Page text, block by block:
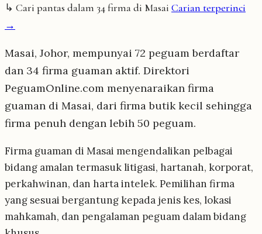
↳ Cari pantas dalam 34 firma di Masai Carian terperinci
→
Masai, Johor, mempunyai 72 peguam berdaftar
dan 34 firma guaman aktif. Direktori
PeguamOnline.com menyenaraikan firma
guaman di Masai, dari firma butik kecil sehingga
firma penuh dengan lebih 50 peguam.
Firma guaman di Masai mengendalikan pelbagai
bidang amalan termasuk litigasi, hartanah, korporat,
perkahwinan, dan harta intelek. Pemilihan firma
yang sesuai bergantung kepada jenis kes, lokasi
mahkamah, dan pengalaman peguam dalam bidang